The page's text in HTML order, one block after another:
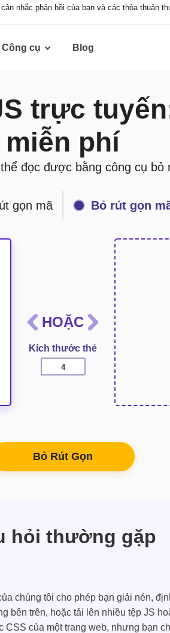
nhắc phản hồi của bạn và các thỏa
Công cụ Blog
trực
miễn phí
đọc được bằng công cụ bỏ
gọn mã Bỏ rút gọn
HOẶC
Kích thước thẻ
Bỏ Rút Gọn
hỏi thường gặp
chúng tôi cho phép bạn giải nén,
bên trên, hoặc tải lên nhiều tệp JS
của một trang web, nhưng bạn